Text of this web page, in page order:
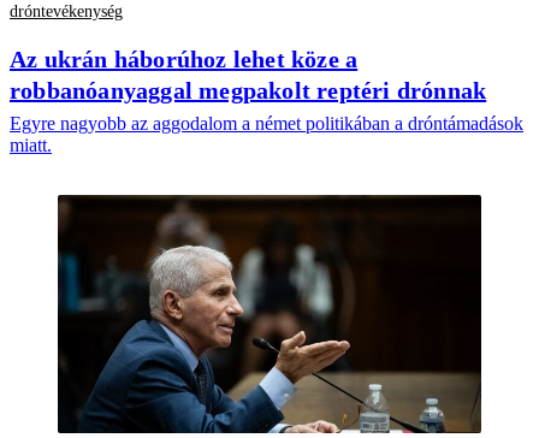
dróntevékenység
Az ukrán háborúhoz lehet köze a
robbanóanyaggal megpakolt reptéri drónnak
Egyre nagyobb az aggodalom a német politikában a dróntámadások
miatt.